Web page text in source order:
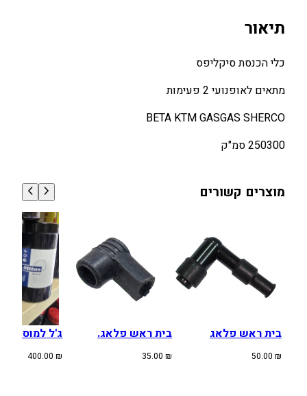
ה
כ
ס
ת
י
ל
פ
ס
תיאור
כלי הכנסת סיקליפס
מתאים לאופנועי 2 פעימות
BETA KTM GASGAS SHERCO
250300 סמ"ק
מוצרים קשורים
בית ראש פלאג
50.00 ₪
בית ראש פלאג.
35.00₪
ג'ל למוס MITAS 1KG
400.00₪